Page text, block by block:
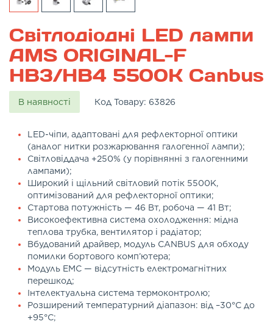
Світлодіодні LED лампи
AMS ORIGINAL-F
HB3/HB4 5500K Canbus
В наявності Код Товару: 63826
LED-чіпи, адаптовані для рефлекторної оптики
(аналог нитки розжарювання галогенної лампи);
Світловіддача +250% (у порівнянні з галогенними
лампами);
Широкий і щільний світловий потік 5500K,
оптимізований для рефлекторної оптики;
Стартова потужність — 46 Вт, робоча — 41 Вт;
Високоефективна система охолодження: мідна
теплова трубка, вентилятор і радіатор;
Вбудований драйвер, модуль CANBUS для обходу
помилки бортового комп’ютера;
Модуль EMC — відсутність електромагнітних
перешкод;
Інтелектуальна система термоконтролю;
Розширений температурний діапазон: від –30°C до
+95°C;